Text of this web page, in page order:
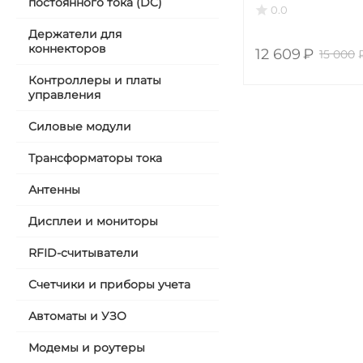
32А, 22 кВт, 5
0.0
15 000
12 609₽
Держатели для
коннекторов
Контроллеры и платы
управления
Силовые модули
Трансформаторы тока
Антенны
Дисплеи и мониторы
RFID-считыватели
Счетчики и приборы учета
Автоматы и УЗО
Модемы и роутеры